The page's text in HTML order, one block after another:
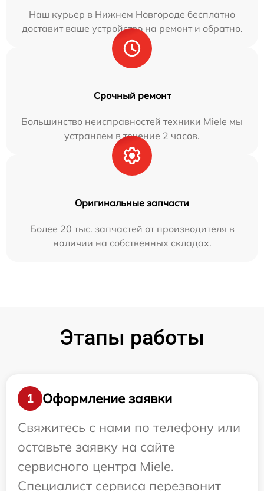
Наш курьер в Нижнем Новгороде бесплатно
доставит ваше устройство на ремонт и обратно.
Срочный ремонт
Большинство неисправностей техники Miele мы
устраняем в течение 2 часов.
Оригинальные запчасти
Более 20 тыс. запчастей от производителя в
наличии на собственных складах.
Этапы работы
1
Оформление заявки
Свяжитесь с нами по телефону или
оставьте заявку на сайте
сервисного центра Miele.
Специалист сервиса перезвонит